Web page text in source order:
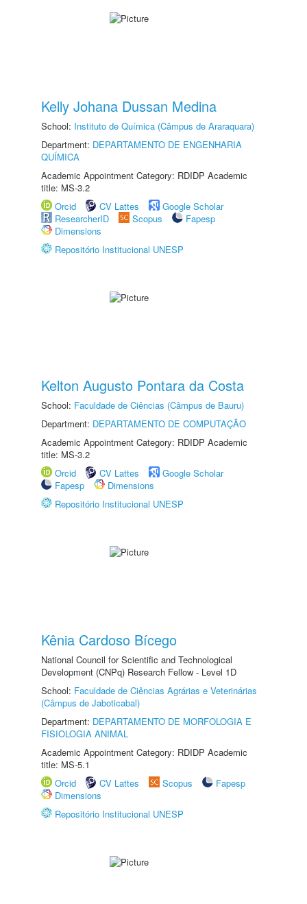
Kelly Johana Dussan Medina
School: Instituto de Química (Câmpus de Araraquara)
Department: DEPARTAMENTO DE ENGENHARIA
QUÍMICA
Academic Appointment Category: RDIDP Academic
title: MS-3.2
Orcid
CV Lattes
Google Scholar
ResearcherID
Scopus
Fapesp
Dimensions
Repositório Institucional UNESP
Kelton Augusto Pontara da Costa
School: Faculdade de Ciências (Câmpus de Bauru)
Department: DEPARTAMENTO DE COMPUTAÇÃO
Academic Appointment Category: RDIDP Academic
title: MS-3.2
Orcid
CV Lattes
Google Scholar
Fapesp
Dimensions
Repositório Institucional UNESP
Kênia Cardoso Bícego
National Council for Scientific and Technological
Development (CNPq) Research Fellow - Level 1D
School: Faculdade de Ciências Agrárias e Veterinárias
(Câmpus de Jaboticabal)
Department: DEPARTAMENTO DE MORFOLOGIA E
FISIOLOGIA ANIMAL
Academic Appointment Category: RDIDP Academic
title: MS-5.1
Orcid
CV Lattes Scopus
Fapesp
Dimensions
Repositório Institucional UNESP